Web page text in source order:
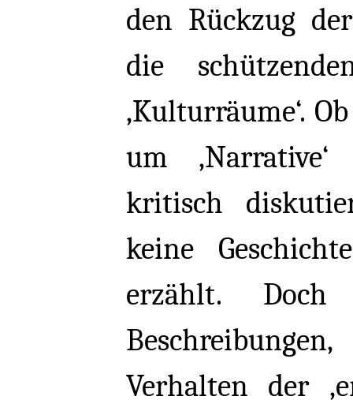
den Rückzug
die
‚Kulturräume‘.
um
kritisch
keine
erzählt.
Verhalten der